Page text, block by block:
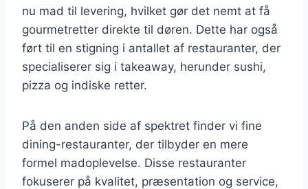
nu mad til levering, hvilket gør det nemt at få
gourmetretter direkte til døren. Dette har også
ført til en stigning i antallet af restauranter, der
specialiserer sig i takeaway, herunder sushi,
pizza og indiske retter.
På den anden side af spektret finder vi fine
dining-restauranter, der tilbyder en mere
formel madoplevelse. Disse restauranter
fokuserer på kvalitet, præsentation og service,